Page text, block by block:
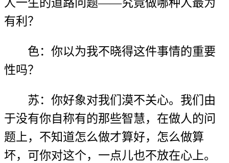
有利？
色：你以为我不晓得这件事情的重要
性吗？
苏：你好象对我们漠不关心。我们由
于没有你自称有的那些智慧，在做人的问
题上，不知道怎么做才算好，怎么做算
坏，可你对这个，一点儿也不放在心上。